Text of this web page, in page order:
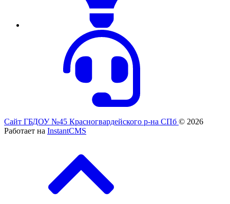
Сайт ГБДОУ №45 Красногвардейского р-на СПб © 2026
Работает на InstantCMS